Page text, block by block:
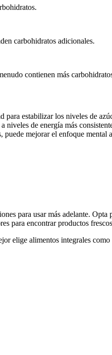
carbohidratos adicionales.
contienen más
para estabilizar los niveles de
de energía más
mejorar el enfoque
para usar más adelante.
para encontrar productos
elige alimentos integrales